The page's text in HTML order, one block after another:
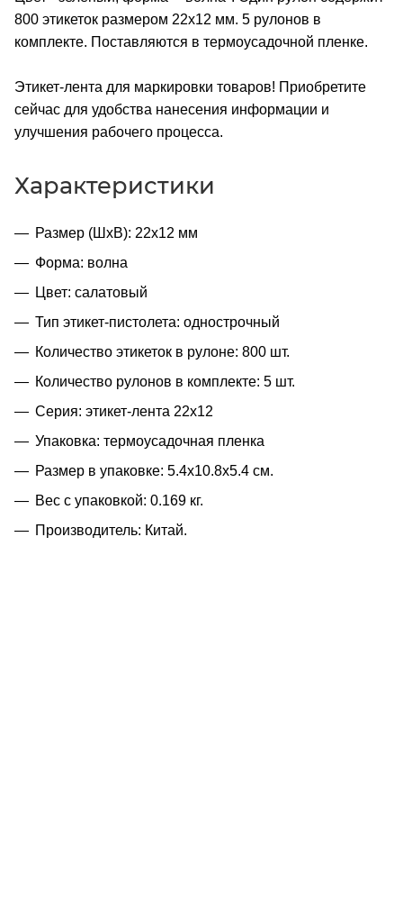
800 этикеток размером 22x12 мм. 5 рулонов в
комплекте. Поставляются в термоусадочной пленке.
Этикет-лента для маркировки товаров! Приобретите
сейчас для удобства нанесения информации и
улучшения рабочего процесса.
Характеристики
Размер (ШхВ): 22х12 мм
Форма: волна
Цвет: салатовый
Тип этикет-пистолета: однострочный
Количество этикеток в рулоне: 800 шт.
Количество рулонов в комплекте: 5 шт.
Серия: этикет-лента 22х12
Упаковка: термоусадочная пленка
Размер в упаковке: 5.4x10.8x5.4 см.
Вес с упаковкой: 0.169 кг.
Производитель: Китай.